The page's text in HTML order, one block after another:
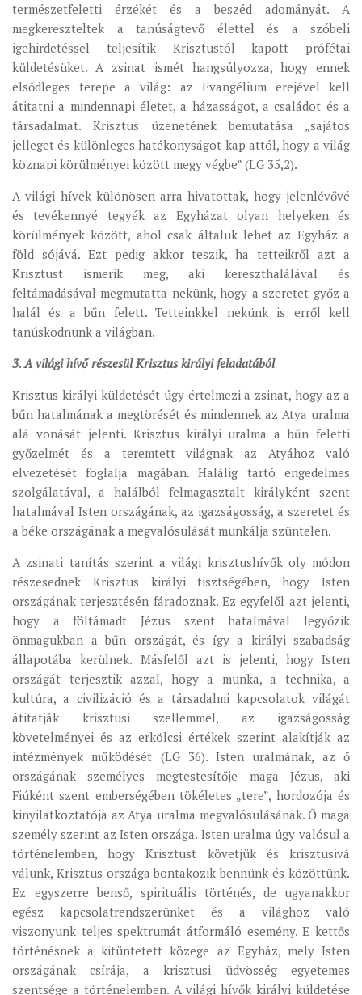
természetfeletti érzékét és a beszéd adományát. A
megkereszteltek a tanúságtevő élettel és a szóbeli
igehirdetéssel teljesítik Krisztustól kapott prófétai
küldetésüket. A zsinat ismét hangsúlyozza, hogy ennek
elsődleges terepe a világ: az Evangélium erejével kell
átitatni a mindennapi életet, a házasságot, a családot és a
társadalmat. Krisztus üzenetének bemutatása „sajátos
jelleget és különleges hatékonyságot kap attól, hogy a világ
köznapi körülményei között megy végbe” (LG 35,2).
A világi hívek különösen arra hivatottak, hogy jelenlévővé
és tevékennyé tegyék az Egyházat olyan helyeken és
körülmények között, ahol csak általuk lehet az Egyház a
föld sójává. Ezt pedig akkor teszik, ha tetteikről azt a
Krisztust ismerik meg, aki kereszthalálával és
feltámadásával megmutatta nekünk, hogy a szeretet győz a
halál és a bűn felett. Tetteinkkel nekünk is erről kell
tanúskodnunk a világban.
3. A világi hívő részesül Krisztus királyi feladatából
Krisztus királyi küldetését úgy értelmezi a zsinat, hogy az a
bűn hatalmának a megtörését és mindennek az Atya uralma
alá vonását jelenti. Krisztus királyi uralma a bűn feletti
győzelmét és a teremtett világnak az Atyához való
elvezetését foglalja magában. Halálig tartó engedelmes
szolgálatával, a halálból felmagasztalt királyként szent
hatalmával Isten országának, az igazságosság, a szeretet és
a béke országának a megvalósulását munkálja szüntelen.
A zsinati tanítás szerint a világi krisztushívők oly módon
részesednek Krisztus királyi tisztségében, hogy Isten
országának terjesztésén fáradoznak. Ez egyfelől azt jelenti,
hogy a föltámadt Jézus szent hatalmával legyőzik
önmagukban a bűn országát, és így a királyi szabadság
állapotába kerülnek. Másfelől azt is jelenti, hogy Isten
országát terjesztik azzal, hogy a munka, a technika, a
kultúra, a civilizáció és a társadalmi kapcsolatok világát
átitatják krisztusi szellemmel, az igazságosság
követelményei és az erkölcsi értékek szerint alakítják az
intézmények működését (LG 36). Isten uralmának, az ő
országának személyes megtestesítője maga Jézus, aki
Fiúként szent emberségében tökéletes „tere”, hordozója és
kinyilatkoztatója az Atya uralma megvalósulásának. Ő maga
személy szerint az Isten országa. Isten uralma úgy valósul a
történelemben, hogy Krisztust követjük és krisztusivá
válunk, Krisztus országa bontakozik bennünk és közöttünk.
Ez egyszerre benső, spirituális történés, de ugyanakkor
egész kapcsolatrendszerünket és a világhoz való
viszonyunk teljes spektrumát átformáló esemény. E kettős
történésnek a kitüntetett közege az Egyház, mely Isten
országának csírája, a krisztusi üdvösség egyetemes
szentsége a történelemben. A világi hívők királyi küldetése